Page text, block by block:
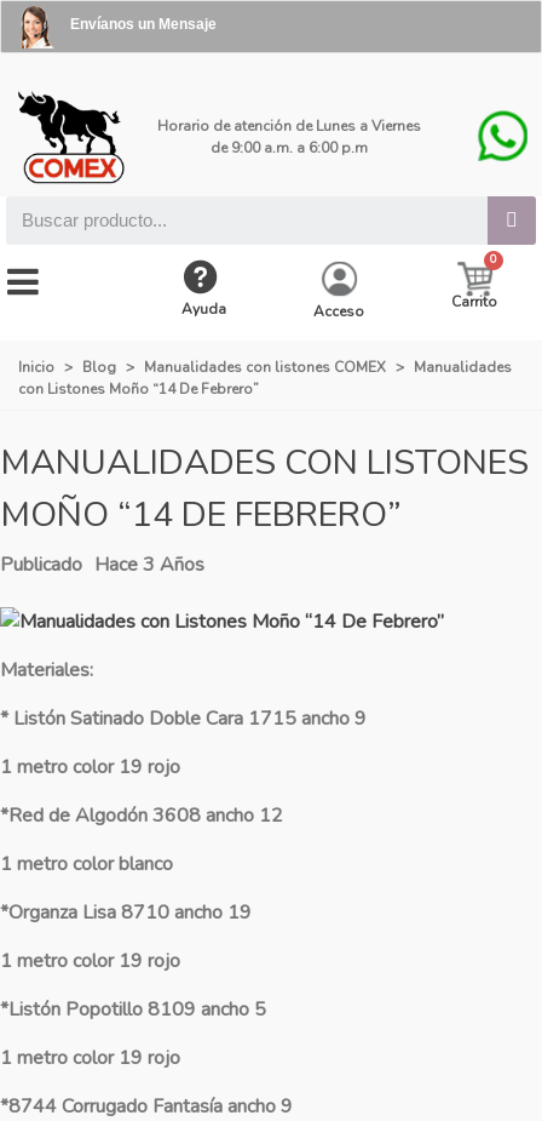
Envíanos un Mensaje
Horario de atención de Lunes a Viernes
de 9:00 a.m. a 6:00 p.m
Ayuda Acceso Carrito
Inicio > Blog > Manualidades con listones COMEX > Manualidades
con Listones Moño “14 De Febrero”
MANUALIDADES CON LISTONES
MOÑO “14 DE FEBRERO”
Publicado Hace 3 Años
Materiales:
* Listón Satinado Doble Cara 1715 ancho 9
1 metro color 19 rojo
*Red de Algodón 3608 ancho 12
1 metro color blanco
*Organza Lisa 8710 ancho 19
1 metro color 19 rojo
*Listón Popotillo 8109 ancho 5
1 metro color 19 rojo
*8744 Corrugado Fantasía ancho 9